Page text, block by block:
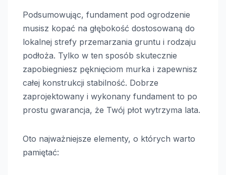
Podsumowując, fundament pod ogrodzenie
musisz kopać na głębokość dostosowaną do
lokalnej strefy przemarzania gruntu i rodzaju
podłoża. Tylko w ten sposób skutecznie
zapobiegniesz pęknięciom murka i zapewnisz
całej konstrukcji stabilność. Dobrze
zaprojektowany i wykonany fundament to po
prostu gwarancja, że Twój płot wytrzyma lata.
Oto najważniejsze elementy, o których warto
pamiętać: